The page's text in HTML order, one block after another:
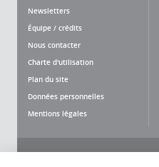
Newsletters
Équipe / crédits
Nous contacter
Charte d'utilisation
Plan du site
Données personnelles
Mentions légales